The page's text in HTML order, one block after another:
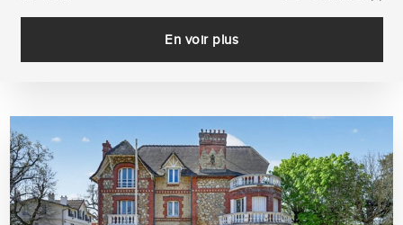
En voir plus